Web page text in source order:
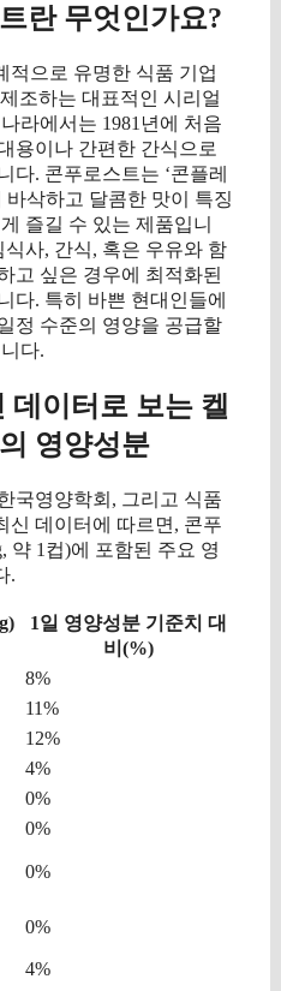
란 무엇인가요?
적으로 유명한 식품 기업
조하는 대표적인 시리얼
라에서는 1981년에 처음
용이나 간편한 간식으로
다. 콘푸로스트는 ‘콘플레
바삭하고 달콤한 맛이 특징
즐길 수 있는 제품입니
사, 간식, 혹은 우유와 함
고 싶은 경우에 최적화된
다. 특히 바쁜 현대인들에
정 수준의 영양을 공급할
다.
데이터로 보는 켈
영양성분
국영양학회, 그리고 식품
신 데이터에 따르면, 콘푸
약 1컵)에 포함된 주요 영
.
1일 영양성분 기준치 대
비(%)
8%
11%
12%
4%
0%
0%
0%
0%
4%